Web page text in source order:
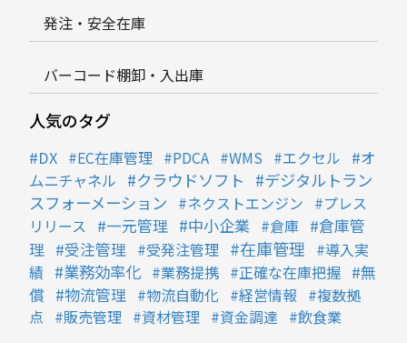
発注・安全在庫
バーコード棚卸・入出庫
人気のタグ
DX EC在庫管理 PDCA WMS エクセル
オ
ムニチャネル
クラウドソフト
デジタルトラン
スフォーメーション
ネクストエンジン
プレス
リリース
一元管理 中小企業 倉庫
倉庫管
理
受注管理 受発注管理 在庫管理
導入実
績
業務効率化 業務提携 正確な在庫把握
無
償
物流管理 物流自動化 経営情報
複数拠
点
販売管理 資材管理 資金調達 飲食業